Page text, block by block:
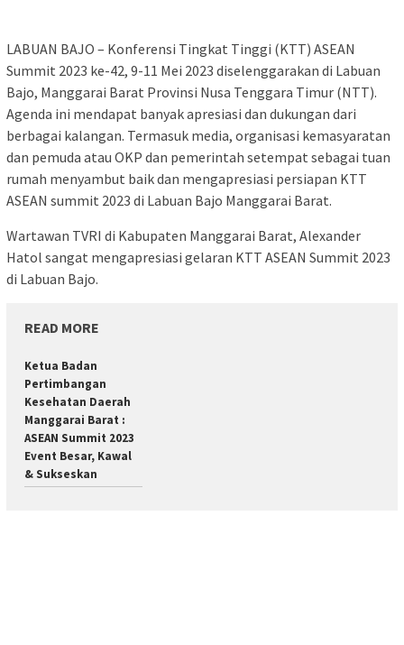
LABUAN BAJO – Konferensi Tingkat Tinggi (KTT) ASEAN
Summit 2023 ke-42, 9-11 Mei 2023 diselenggarakan di Labuan
Bajo, Manggarai Barat Provinsi Nusa Tenggara Timur (NTT).
Agenda ini mendapat banyak apresiasi dan dukungan dari
berbagai kalangan. Termasuk media, organisasi kemasyaratan
dan pemuda atau OKP dan pemerintah setempat sebagai tuan
rumah menyambut baik dan mengapresiasi persiapan KTT
ASEAN summit 2023 di Labuan Bajo Manggarai Barat.
Wartawan TVRI di Kabupaten Manggarai Barat, Alexander
Hatol sangat mengapresiasi gelaran KTT ASEAN Summit 2023
di Labuan Bajo.
READ MORE
Ketua Badan
Pertimbangan
Kesehatan Daerah
Manggarai Barat :
ASEAN Summit 2023
Event Besar, Kawal
& Sukseskan